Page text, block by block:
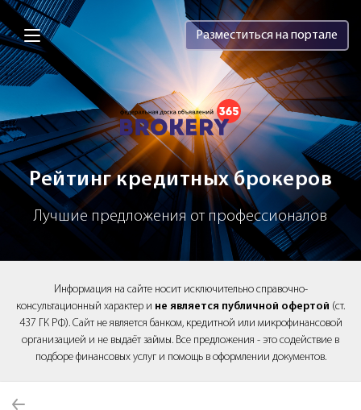
Brokery365 - Рейтинг кредитных
Разместиться на портале
Рейтинг кредитных брокеров
Лучшие предложения от профессионалов
Информация на сайте носит исключительно справочно-
консультационный характер и не является публичной офертой (ст.
437 ГК РФ). Сайт не является банком, кредитной или микрофинансовой
организацией и не выдаёт займы. Все предложения - это содействие в
подборе финансовых услуг и помощь в оформлении документов.